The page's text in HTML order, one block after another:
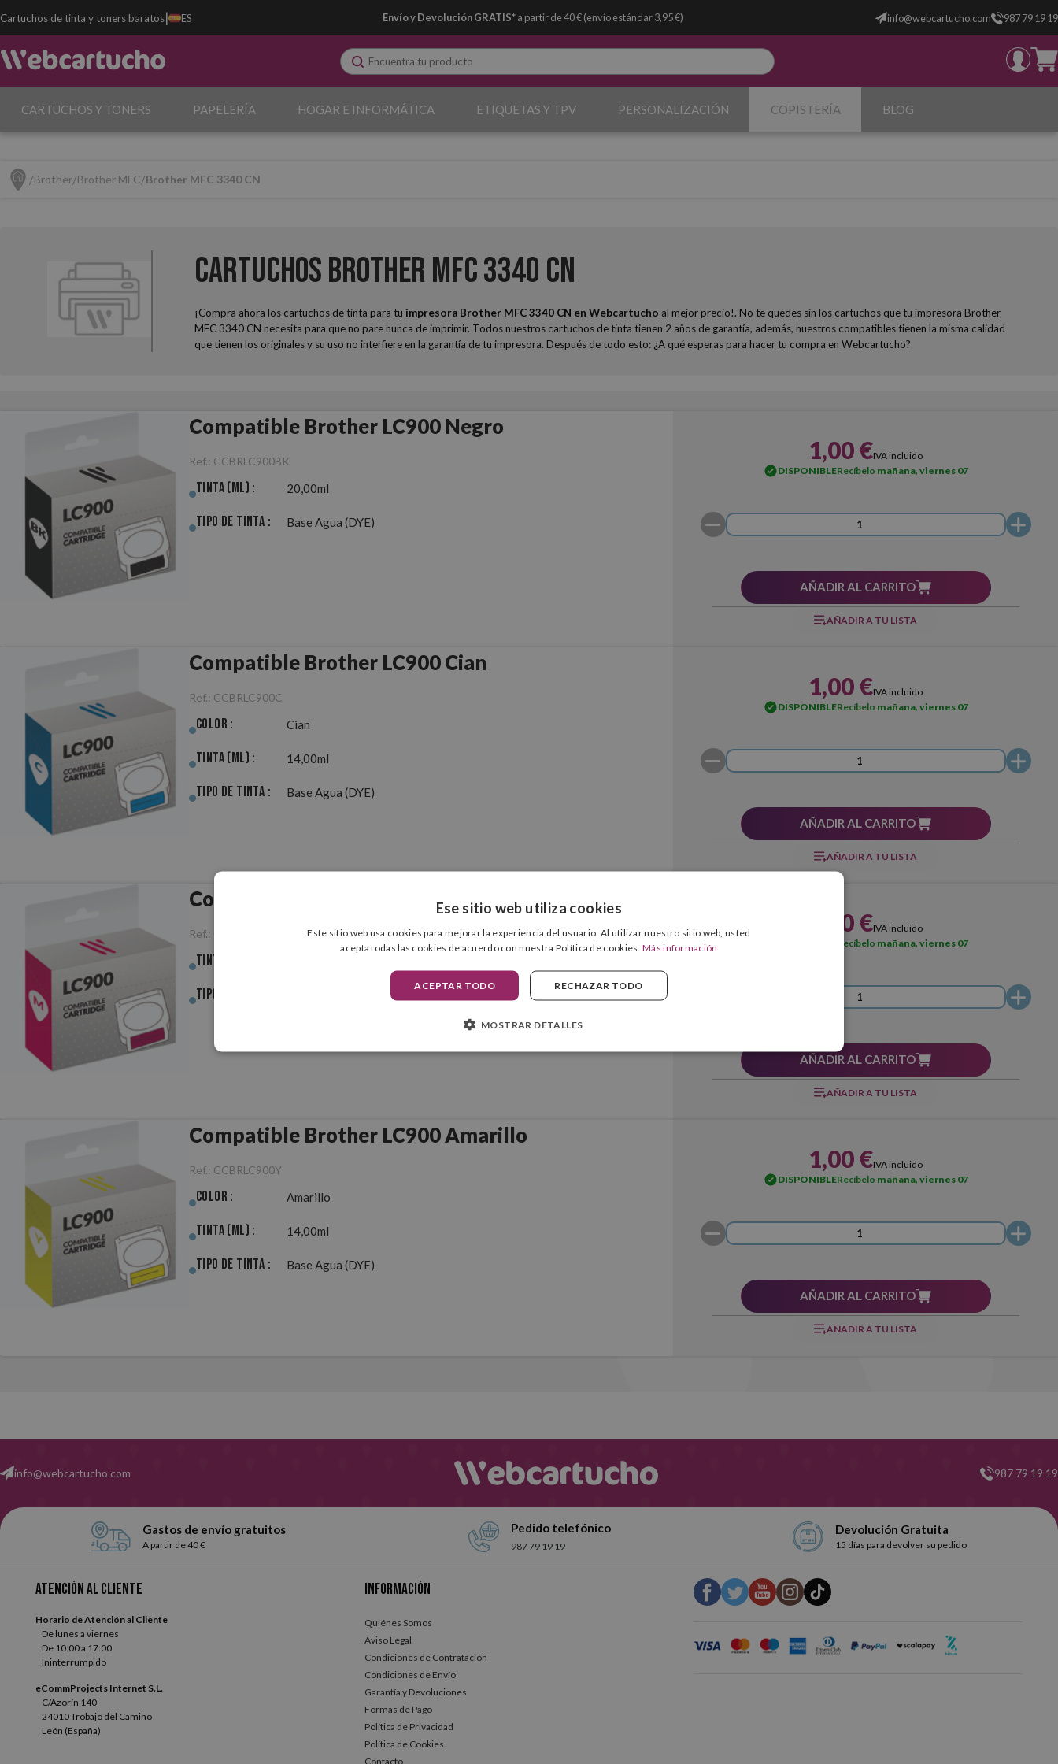
Cartuchos de tinta y toners baratos| ES Envío y Devolución GRATIS*a partir de 40 € (envío estándar 3,95 €) info@webcartucho.com 987 79 19 19
CARTUCHOS Y TONERS PAPELERÍA HOGAR E INFORMÁTICA ETIQUETAS Y TPV PERSONALIZACIÓN COPISTERÍA BLOG
Brother Brother MFC Brother MFC 3340 CN
Cartuchos Brother MFC 3340 CN
¡Compra ahora los cartuchos de tinta para tu impresora Brother MFC 3340 CN en Webcartucho al mejor precio!. No te quedes sin los cartuchos que tu impresora Brother
MFC 3340 CN necesita para que no pare nunca de imprimir. Todos nuestros cartuchos de tinta tienen 2 años de garantía, además, nuestros compatibles tienen la misma calidad
que tienen los originales y su uso no interfiere en la garantía de tu impresora. Después de todo esto: ¿A qué esperas para hacer tu compra en Webcartucho?
Compatible Brother LC900 Negro
Ref.: CCBRLC900BK
Tinta (ml) : 20,00ml
Tipo de Tinta : Base Agua (DYE)
1,00 €IVA incluido
DISPONIBLERecíbelo mañana, viernes 07
AÑADIR AL CARRITO
AÑADIR A TU LISTA
Compatible Brother LC900 Cian
Ref.: CCBRLC900C
Color : Cian
Tinta (ml) : 14,00ml
Tipo de Tinta : Base Agua (DYE)
1,00 €IVA incluido
DISPONIBLERecíbelo mañana, viernes 07
AÑADIR AL CARRITO
AÑADIR A TU LISTA
Compatible Brother LC900 Magenta
Ref.:
Tinta (ml) :
Tipo de Tinta :
1,00 €IVA incluido
Recíbelo mañana, viernes 07
AÑADIR AL CARRITO
AÑADIR A TU LISTA
Compatible Brother LC900 Amarillo
Ref.: CCBRLC900Y
Color : Amarillo
Tinta (ml) : 14,00ml
Tipo de Tinta : Base Agua (DYE)
1,00 €IVA incluido
DISPONIBLERecíbelo mañana, viernes 07
AÑADIR AL CARRITO
AÑADIR A TU LISTA
info@webcartucho.com 987 79 19 19
Gastos de envío gratuitos
A partir de 40 €
Pedido telefónico
987 79 19 19
Devolución Gratuita
15 días para devolver su pedido
Atención al cliente
Horario de Atención al Cliente
De lunes a viernes
De 10:00 a 17:00
Ininterrumpido
eCommProjects Internet S.L.
C/Azorín 140
24010 Trobajo del Camino
León (España)
Información
Quiénes Somos
Aviso Legal
Condiciones de Contratación
Condiciones de Envío
Garantía y Devoluciones
Formas de Pago
Política de Privacidad
Política de Cookies
Contacto
Ese sitio web utiliza cookies
Este sitio web usa cookies para mejorar la experiencia del usuario. Al utilizar nuestro sitio web, usted
acepta todas las cookies de acuerdo con nuestra Política de cookies.Más información
ACEPTAR TODO RECHAZAR TODO
MOSTRAR DETALLES